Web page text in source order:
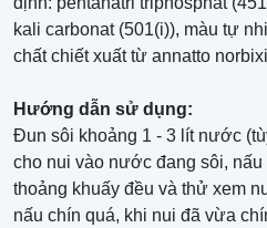
kali carbonat (501(i)), màu tự
chất chiết xuất từ annatto
Hướng dẫn sử dụng:
Đun sôi khoảng 1 - 3 lít nước
cho nui vào nước đang sôi, nấu
thoảng khuấy đều và thử xem
nấu chín quá, khi nui đã vừa